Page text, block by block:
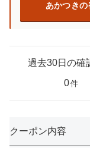
あかつきの
過去30日の確
0件
クーポン内容